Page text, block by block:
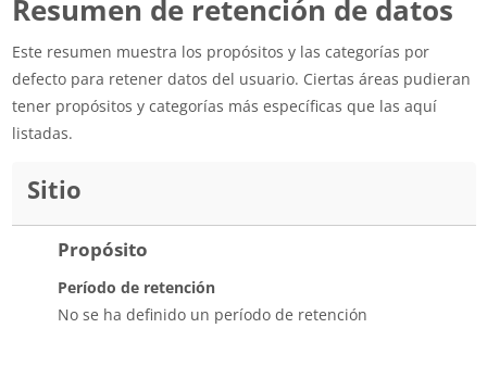
Resumen de retención de datos
Este resumen muestra los propósitos y las categorías por
defecto para retener datos del usuario. Ciertas áreas pudieran
tener propósitos y categorías más específicas que las aquí
listadas.
Sitio
Propósito
Período de retención
No se ha definido un período de retención